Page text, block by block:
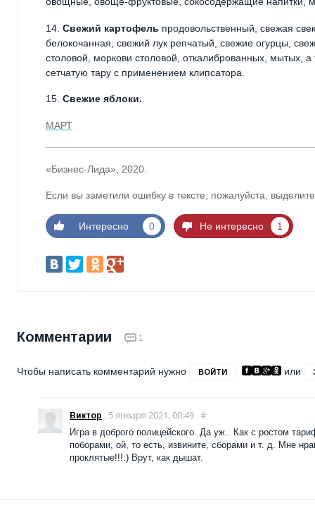
14. Свежий картофель продовольственный, свежая
белокочанная, свежий лук репчатый, свежие огурцы,
столовой, моркови столовой, откалиброванных,
сетчатую тару с применением клипсатора.
15. Свежие яблоки.
МАРТ
«Бизнес-Лида», 2020.
Если вы заметили ошибку в тексте, пожалуйста,
Интересно 0 Не интересно 1
Комментарии 1
Чтобы написать комментарий нужно ВОЙТИ или
Виктор 5 января 2021, 00:49 #
Игра в доброго полицейского. Да уж.. Как с ростом
поборами, ой, то есть, извините, сборами и т. д. Мне
проклятые!!!:) Врут, как дышат.